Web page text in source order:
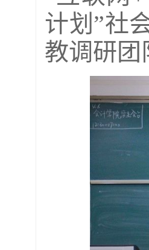
计划”社
教调研团